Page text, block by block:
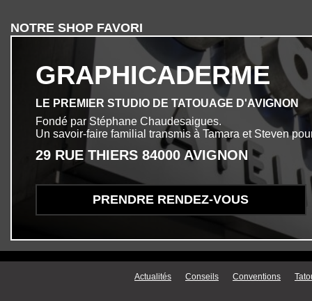
NOTRE SHOP FAVORI
GRAPHICADERME
LE PREMIER STUDIO DE TATOUAGE D'AVIGNON
Fondé par Stéphane Chaudesaigues.
Un savoir-faire familial transmis à Tamara et Steven
29 RUE THIERS 84000 AVIGNON
PRENDRE RENDEZ-VOUS
Menu secondaire
Actualités Conseils Conventions